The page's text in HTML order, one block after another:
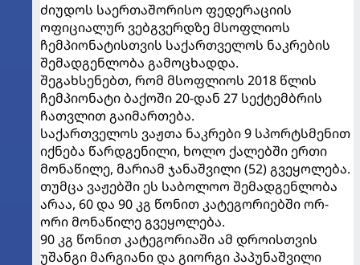
ძიუდოს საერთაშორისო ფედერაციის
ოფიციალურ ვებგვერდზე მსოფლიოს
ჩემპიონატისთვის საქართველოს ნაკრების
შემადგენლობა გამოცხადდა.
შეგახსენებთ, რომ მსოფლიოს 2018 წლის
ჩემპიონატი ბაქოში 20-დან 27 სექტემბრის
ჩათვლით გაიმართება.
საქართველოს ვაჟთა ნაკრები 9 სპორტსმენით
იქნება წარდგენილი, ხოლო ქალებში ერთი
მონაწილე, მარიამ ჯანაშვილი (52) გვეყოლება.
თუმცა ვაჟებში ეს საბოლოო შემადგენლობა
არაა, 60 და 90 კგ წონით კატეგორიებში ორ-
ორი მონაწილე გვეყოლება.
90 კგ წონით კატეგორიაში ამ დროისთვის
უშანგი მარგიანი და გიორგი პაპუნაშვილი